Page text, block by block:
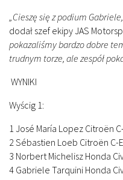
„Cieszę się z podium
dodał szef ekipy JAS
pokazaliśmy bardzo dobre
trudnym torze, ale zespół
WYNIKI
Wyścig 1:
1 José María Lopez Citroën
2 Sébastien Loeb Citroën C-
3 Norbert Michelisz Honda
4 Gabriele Tarquini Honda